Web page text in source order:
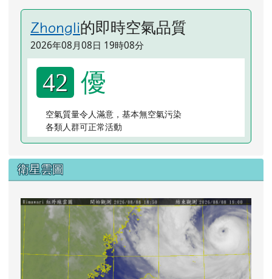
Zhongli的即時空氣品質
2026年08月08日 19時08分
42 優
空氣質量令人滿意，基本無空氣污染
各類人群可正常活動
衛星雲圖
link